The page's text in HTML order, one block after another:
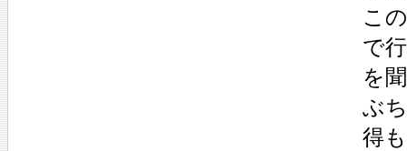
こ
で
を
ぶ
得